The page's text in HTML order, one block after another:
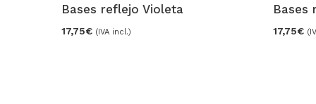
Bases reflejo Violeta
17,75€ (IVA incl.)
Bases
17,75€